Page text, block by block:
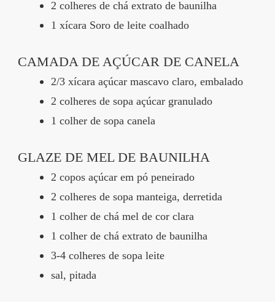
2 colheres de chá extrato de baunilha
1 xícara Soro de leite coalhado
CAMADA DE AÇÚCAR DE CANELA
2/3 xícara açúcar mascavo claro, embalado
2 colheres de sopa açúcar granulado
1 colher de sopa canela
GLAZE DE MEL DE BAUNILHA
2 copos açúcar em pó peneirado
2 colheres de sopa manteiga, derretida
1 colher de chá mel de cor clara
1 colher de chá extrato de baunilha
3-4 colheres de sopa leite
sal, pitada